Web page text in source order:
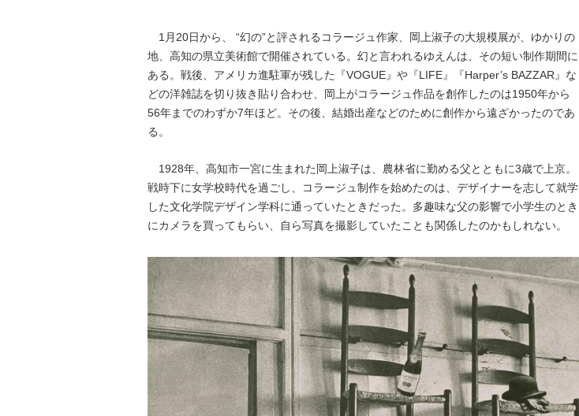
1月20日から、 “幻の”と評されるコラージュ作家、岡上淑子の大規模展が、ゆかりの
地、高知の県立美術館で開催されている。幻と言われるゆえんは、その短い制作期間に
ある。戦後、アメリカ進駐軍が残した『VOGUE』や『LIFE』『Harper’s BAZZAR』な
どの洋雑誌を切り抜き貼り合わせ、岡上がコラージュ作品を創作したのは1950年から
56年までのわずか7年ほど。その後、結婚出産などのために創作から遠ざかったのであ
る。
1928年、高知市一宮に生まれた岡上淑子は、農林省に勤める父とともに3歳で上京。
戦時下に女学校時代を過ごし、コラージュ制作を始めたのは、デザイナーを志して就学
した文化学院デザイン学科に通っていたときだった。多趣味な父の影響で小学生のとき
にカメラを買ってもらい、自ら写真を撮影していたことも関係したのかもしれない。